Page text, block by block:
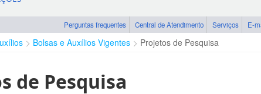
Perguntas frequentes Central de Atendimento Serviços E-
Bolsas e Auxílios Vigentes Projetos de Pesquisa
de Pesquisa